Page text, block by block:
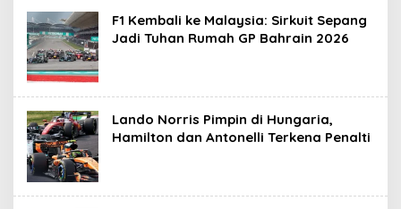
F1 Kembali ke Malaysia: Sirkuit Sepang
Jadi Tuhan Rumah GP Bahrain 2026
Lando Norris Pimpin di Hungaria,
Hamilton dan Antonelli Terkena Penalti